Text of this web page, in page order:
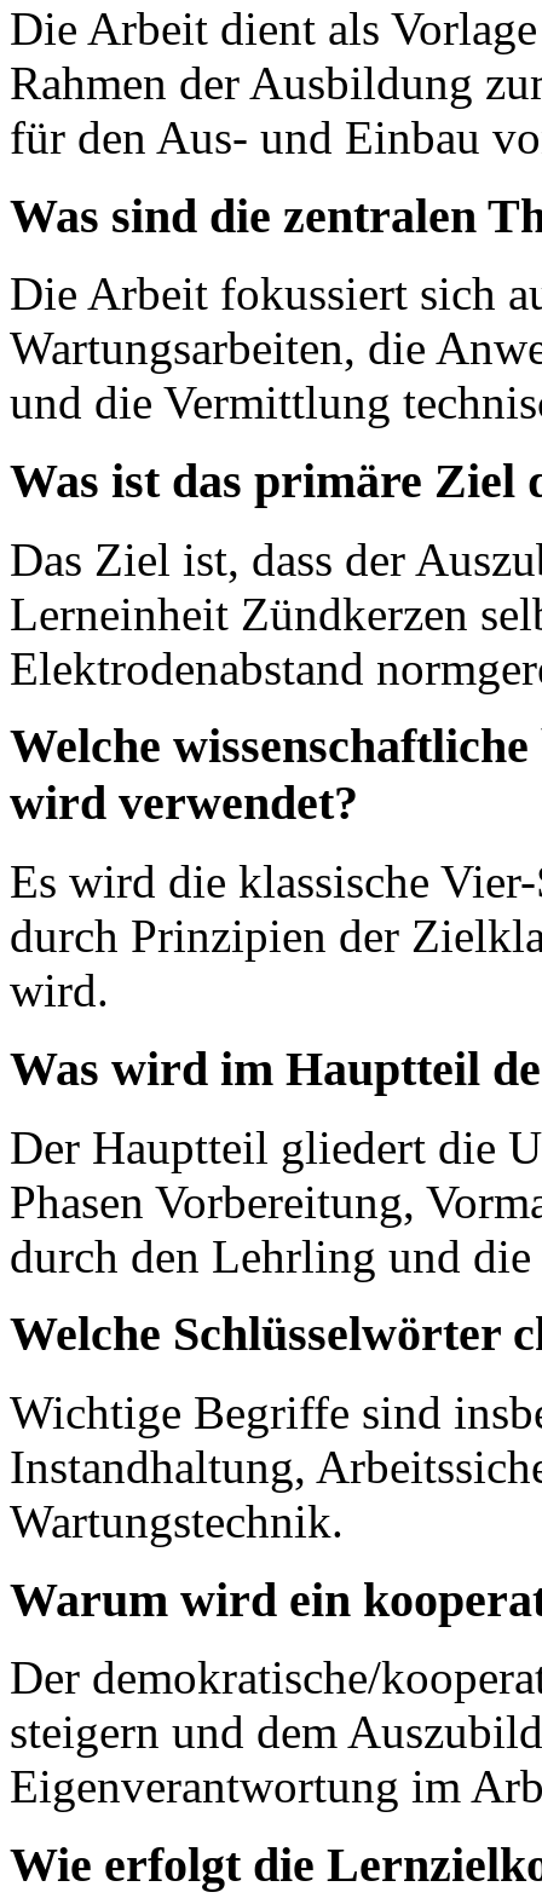
Die Arbeit dient als
Rahmen der Ausbildung
für den Aus- und Einbau
Was sind die zentralen
Die Arbeit fokussiert sich
Wartungsarbeiten, die
und die Vermittlung
Was ist das primäre Ziel
Das Ziel ist, dass der
Lerneinheit Zündkerzen
Elektrodenabstand
Welche
wird verwendet?
Es wird die klassische
durch Prinzipien der
wird.
Was wird im Hauptteil
Der Hauptteil gliedert die
Phasen Vorbereitung,
durch den Lehrling und die
Welche Schlüsselwörter
Wichtige Begriffe sind
Instandhaltung,
Wartungstechnik.
Warum wird ein
Der demokratische/
steigern und dem
Eigenverantwortung im
Wie erfolgt die